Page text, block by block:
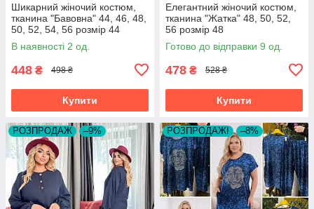
Шикарний жіночий костюм,
тканина "Бавовна" 44, 46, 48,
50, 52, 54, 56 розмір 44
В наявності 2 од.
448 ₴ 498 ₴
Купити
Елегантний жіночий костюм,
тканина "Жатка" 48, 50, 52,
56 розмір 48
Готово до відправки 9 од.
478 ₴ 528 ₴
Купити
РОЗПРОДАЖ –9% РОЗПРОДАЖ! –8%